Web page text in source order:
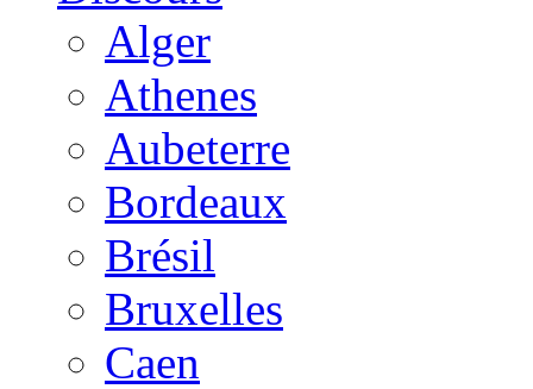
Alger
Athenes
Aubeterre
Bordeaux
Brésil
Bruxelles
Caen